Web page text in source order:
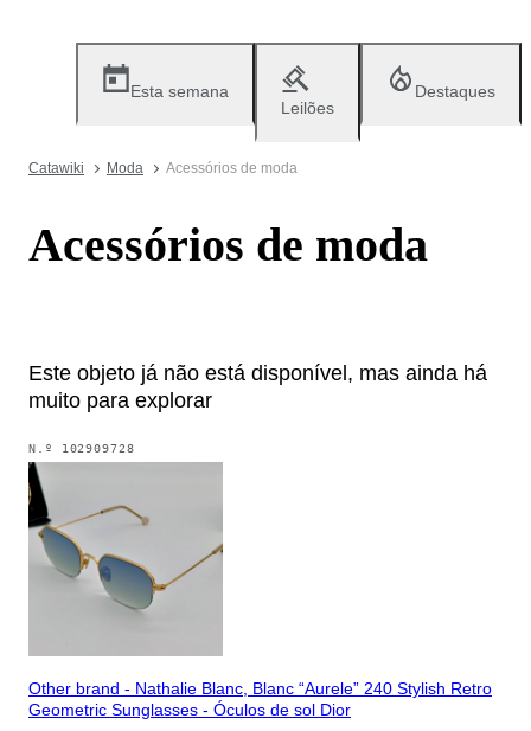
Esta semana
Leilões
Destaques
Catawiki Moda Acessórios de moda
Acessórios de moda
Este objeto já não está disponível, mas ainda há
muito para explorar
N.º 102909728
Other brand - Nathalie Blanc, Blanc “Aurele” 240 Stylish Retro
Geometric Sunglasses - Óculos de sol Dior